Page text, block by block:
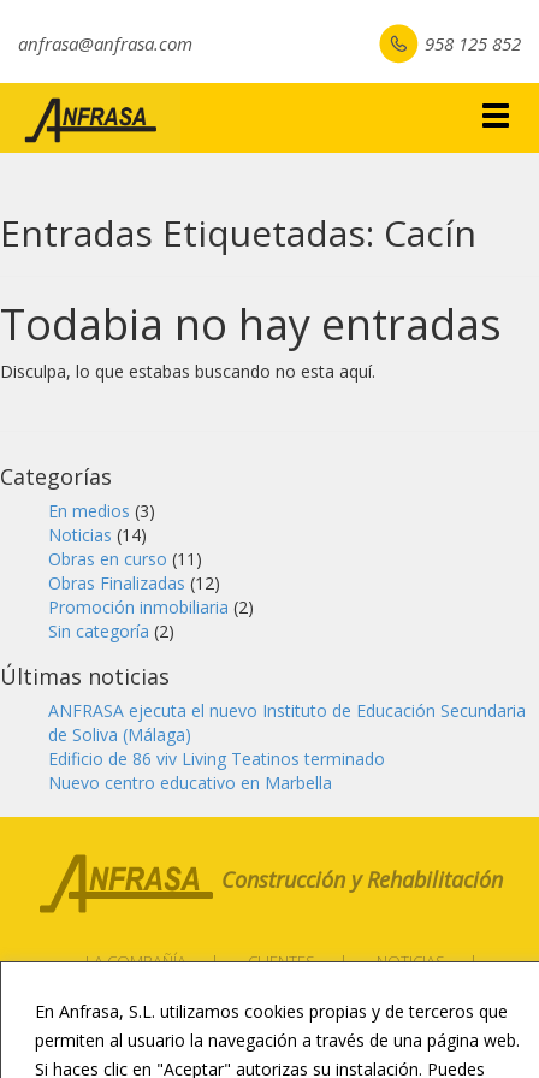
En Anfrasa, S.L. utilizamos cookies propias y de terceros que
permiten al usuario la navegación a través de una página web.
Si haces clic en "Aceptar" autorizas su instalación. Puedes
anfrasa@anfrasa.com 958 125 852
Entradas Etiquetadas: Cacín
Todabia no hay entradas
Disculpa, lo que estabas buscando no esta aquí.
Categorías
En medios (3)
Noticias (14)
Obras en curso (11)
Obras Finalizadas (12)
Promoción inmobiliaria (2)
Sin categoría (2)
Últimas noticias
ANFRASA ejecuta el nuevo Instituto de Educación Secundaria
de Soliva (Málaga)
Edificio de 86 viv Living Teatinos terminado
Nuevo centro educativo en Marbella
Construcción y Rehabilitación
LA COMPAÑÍA CLIENTES
NOTICIAS
CONSTRUCCIÓN DEPORTIVA
INFRAESTRUCTURAS
REHABILITACIÓN